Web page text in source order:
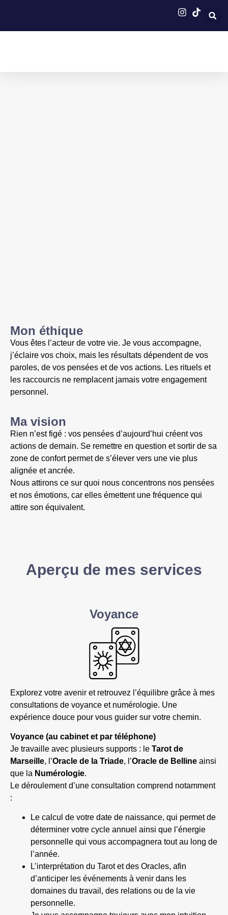
Mon éthique
Vous êtes l’acteur de votre vie. Je vous accompagne,
j’éclaire vos choix, mais les résultats dépendent de vos
paroles, de vos pensées et de vos actions. Les rituels et
les raccourcis ne remplacent jamais votre engagement
personnel.
Ma vision
Rien n’est figé : vos pensées d’aujourd’hui créent vos
actions de demain. Se remettre en question et sortir de sa
zone de confort permet de s’élever vers une vie plus
alignée et ancrée.
Nous attirons ce sur quoi nous concentrons nos pensées
et nos émotions, car elles émettent une fréquence qui
attire son équivalent.
Aperçu de mes services
Voyance
Explorez votre avenir et retrouvez l’équilibre grâce à mes
consultations de voyance et numérologie. Une
expérience douce pour vous guider sur votre chemin.
Voyance (au cabinet et par téléphone)
Je travaille avec plusieurs supports : le Tarot de
Marseille, l’Oracle de la Triade, l’Oracle de Belline ainsi
que la Numérologie.
Le déroulement d’une consultation comprend notamment
:
Le calcul de votre date de naissance, qui permet de
déterminer votre cycle annuel ainsi que l’énergie
personnelle qui vous accompagnera tout au long de
l’année.
L’interprétation du Tarot et des Oracles, afin
d’anticiper les événements à venir dans les
domaines du travail, des relations ou de la vie
personnelle.